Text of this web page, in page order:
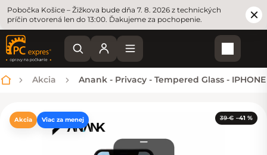
Pobočka Košice – Žižkova bude dňa 7. 8. 2026 z technických
príčin otvorená len do 13:00. Ďakujeme za pochopenie.
Domov
Akcia Anank - Privacy - Tempered Glass - IPHONE
Akcia Viac za menej 39 € –41 %